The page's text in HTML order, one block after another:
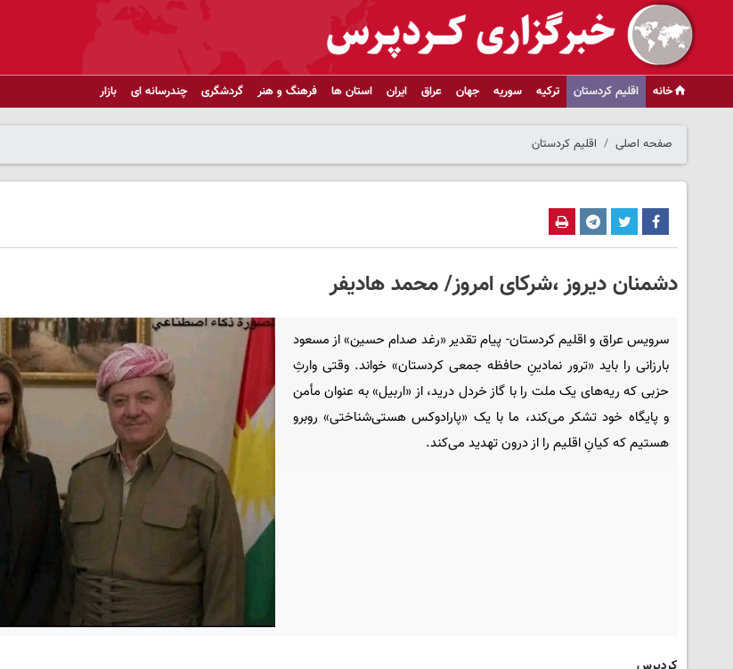
خانه اقلیم کردستان ترکیه سوریه جهان عراق ایران استان ها فرهنگ و هنر گردشگری چندرسانه ای بازار
صفحه اصلی اقلیم کردستان
دشمنان دیروز ،شرکای امروز/ محمد هادیفر
سرویس عراق و اقلیم کردستان- پیام تقدیر «رغد صدام حسین» از مسعود
بارزانی را باید «ترور نمادینِ حافظه جمعی کردستان» خواند. وقتی وارثِ
حزبی که ریه‌های یک ملت را با گاز خردل درید، از «اربیل» به عنوان مأمن
و پایگاه خود تشکر می‌کند، ما با یک «پارادوکس هستی‌شناختی» روبرو
هستیم که کیانِ اقلیم را از درون تهدید می‌کند.